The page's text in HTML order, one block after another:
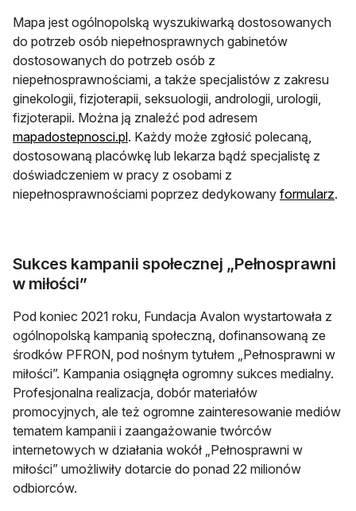
Mapa jest ogólnopolską wyszukiwarką dostosowanych
do potrzeb osób niepełnosprawnych gabinetów
dostosowanych do potrzeb osób z
niepełnosprawnościami, a także specjalistów z zakresu
ginekologii, fizjoterapii, seksuologii, andrologii, urologii,
fizjoterapii. Można ją znaleźć pod adresem
mapadostepnosci.plotwiera się w nowej karcie
. Każdy może zgłosić polecaną,
dostosowaną placówkę lub lekarza bądź specjalistę z
doświadczeniem w pracy z osobami z
niepełnosprawnościami poprzez dedykowany formularz.
Sukces kampanii społecznej „Pełnosprawni
w miłości”
Pod koniec 2021 roku, Fundacja Avalon wystartowała z
ogólnopolską kampanią społeczną, dofinansowaną ze
środków PFRON, pod nośnym tytułem „Pełnosprawni w
miłości”. Kampania osiągnęła ogromny sukces medialny.
Profesjonalna realizacja, dobór materiałów
promocyjnych, ale też ogromne zainteresowanie mediów
tematem kampanii i zaangażowanie twórców
internetowych w działania wokół „Pełnosprawni w
miłości” umożliwiły dotarcie do ponad 22 milionów
odbiorców.